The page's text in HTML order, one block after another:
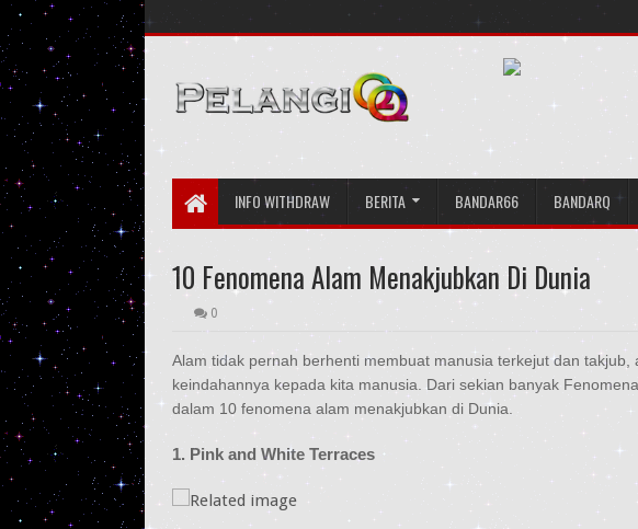
INFO WITHDRAW BERITA BANDAR66 BANDARQ
10 Fenomena Alam Menakjubkan Di Dunia
0
Alam tidak pernah berhenti membuat manusia terkejut dan takjub,
keindahannya kepada kita manusia. Dari sekian banyak
dalam 10 fenomena alam menakjubkan di Dunia.
1. Pink and White Terraces